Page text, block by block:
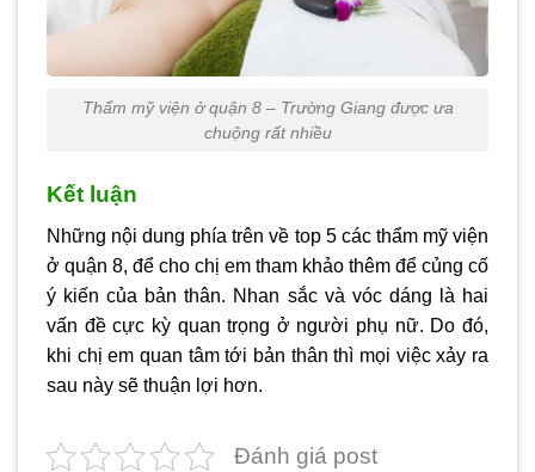
Thẩm mỹ viện ở quận 8 – Trường Giang được ưa
chuộng rất nhiều
Kết luận
Những nội dung phía trên về top 5 các thẩm mỹ viện
ở quận 8, để cho chị em tham khảo thêm để củng cố
ý kiến của bản thân. Nhan sắc và vóc dáng là hai
vấn đề cực kỳ quan trọng ở người phụ nữ. Do đó,
khi chị em quan tâm tới bản thân thì mọi việc xảy ra
sau này sẽ thuận lợi hơn.
Đánh giá post